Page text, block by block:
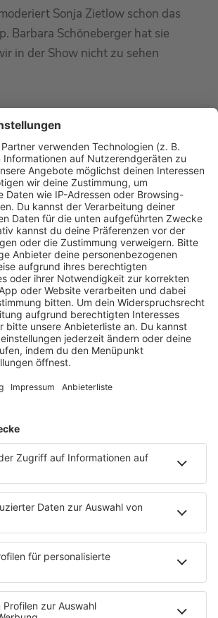
Sonja Zietlow schon das
Barbara Schöneberger hat sie
in der Show nicht zu sehen
GÄSTE: MEHR NEWS
Frau